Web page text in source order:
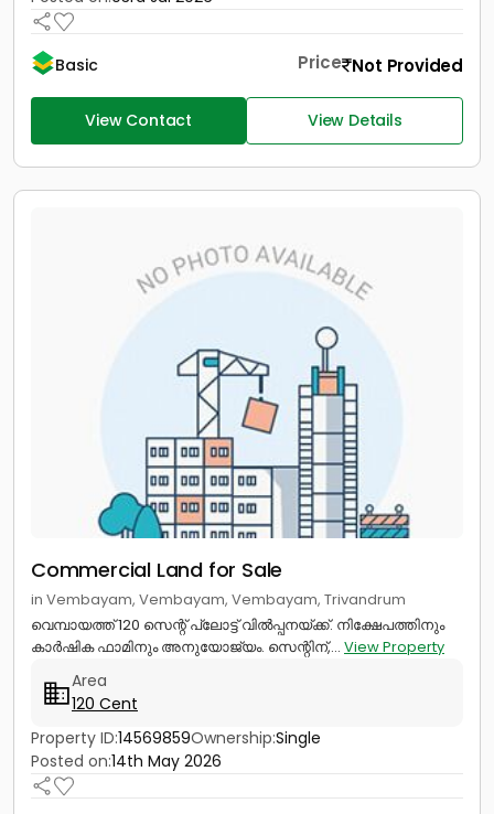
Basic Price Not Provided
View Contact View Details
Commercial Land for Sale
in Vembayam, Vembayam, Vembayam, Trivandrum
വെമ്പായത്ത് 120 സെന്റ് പ്ലോട്ട് വിൽപ്പനയ്ക്ക്. നിക്ഷേപത്തിനും
കാർഷിക ഫാമിനും അനുയോജ്യം. സെന്റിന്,... View Property
Area
120 Cent
Property ID:14569859Ownership:Single
Posted on:14th May 2026